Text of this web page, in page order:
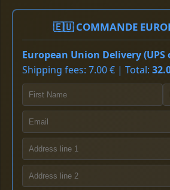
🇪🇺 COMMANDE
European Union Delivery
Shipping fees: 7.00 € | Total: